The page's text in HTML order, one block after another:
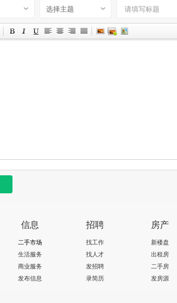
选择主题
信息
二手市场
生活服务
商业服务
发布信息
招聘
找工作
找人才
发招聘
录简历
房产
新楼盘
出租房
二手房
发房源